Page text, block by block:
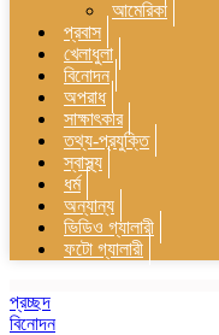
আমেরিকা
প্রবাস
খেলাধুলা
বিনোদন
অপরাধ
সাক্ষাৎকার
তথ্য-প্রযুক্তি
স্বাস্থ্য
ধর্ম
অন্যান্য
ভিডিও গ্যালারী
ফটো গ্যালারী
প্রচ্ছদ
বিনোদন